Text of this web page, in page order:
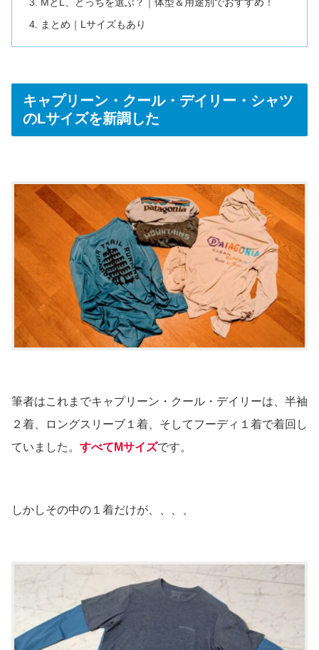
MとL、どっちを選ぶ？｜体型＆用途別でおすすめ！
まとめ｜Lサイズもあり
キャプリーン・クール・デイリー・シャツ
のLサイズを新調した
筆者はこれまでキャプリーン・クール・デイリーは、半袖
２着、ロングスリーブ１着、そしてフーディ１着で着回し
ていました。 すべてMサイズです。
しかしその中の１着だけが、、、、